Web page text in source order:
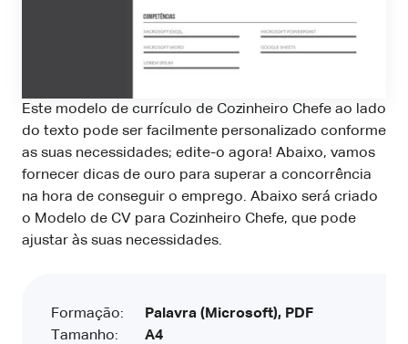
Este modelo de currículo de Cozinheiro Chefe ao lado
do texto pode ser facilmente personalizado conforme
as suas necessidades; edite-o agora! Abaixo, vamos
fornecer dicas de ouro para superar a concorrência
na hora de conseguir o emprego. Abaixo será criado
o Modelo de CV para Cozinheiro Chefe, que pode
ajustar às suas necessidades.
Formação:
Tamanho:
Palavra (Microsoft), PDF
A4